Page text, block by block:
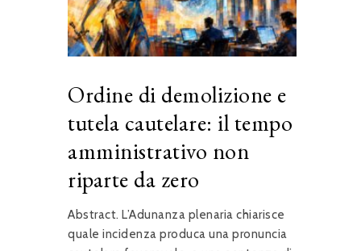
Ordine di demolizione e
tutela cautelare: il tempo
amministrativo non
riparte da zero
Abstract. L’Adunanza plenaria chiarisce
quale incidenza produca una pronuncia